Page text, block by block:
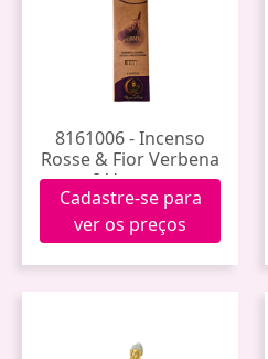
8161006 - Incenso
Rosse & Fior Verbena
8 Varetas
Cadastre-se para
ver os preços